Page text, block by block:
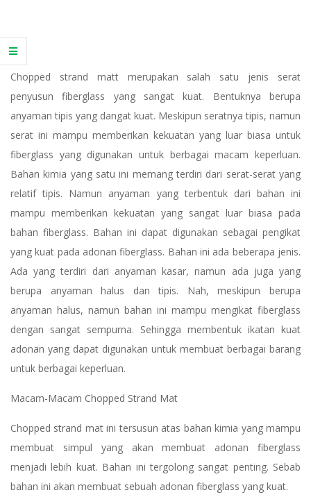
Chopped strand matt merupakan salah satu jenis serat
penyusun fiberglass yang sangat kuat. Bentuknya berupa
anyaman tipis yang dangat kuat. Meskipun seratnya tipis, namun
serat ini mampu memberikan kekuatan yang luar biasa untuk
fiberglass yang digunakan untuk berbagai macam keperluan.
Bahan kimia yang satu ini memang terdiri dari serat-serat yang
relatif tipis. Namun anyaman yang terbentuk dari bahan ini
mampu memberikan kekuatan yang sangat luar biasa pada
bahan fiberglass. Bahan ini dapat digunakan sebagai pengikat
yang kuat pada adonan fiberglass. Bahan ini ada beberapa jenis.
Ada yang terdiri dari anyaman kasar, namun ada juga yang
berupa anyaman halus dan tipis. Nah, meskipun berupa
anyaman halus, namun bahan ini mampu mengikat fiberglass
dengan sangat sempurna. Sehingga membentuk ikatan kuat
adonan yang dapat digunakan untuk membuat berbagai barang
untuk berbagai keperluan.
Macam-Macam Chopped Strand Mat
Chopped strand mat ini tersusun atas bahan kimia yang mampu
membuat simpul yang akan membuat adonan fiberglass
menjadi lebih kuat. Bahan ini tergolong sangat penting. Sebab
bahan ini akan membuat sebuah adonan fiberglass yang kuat.